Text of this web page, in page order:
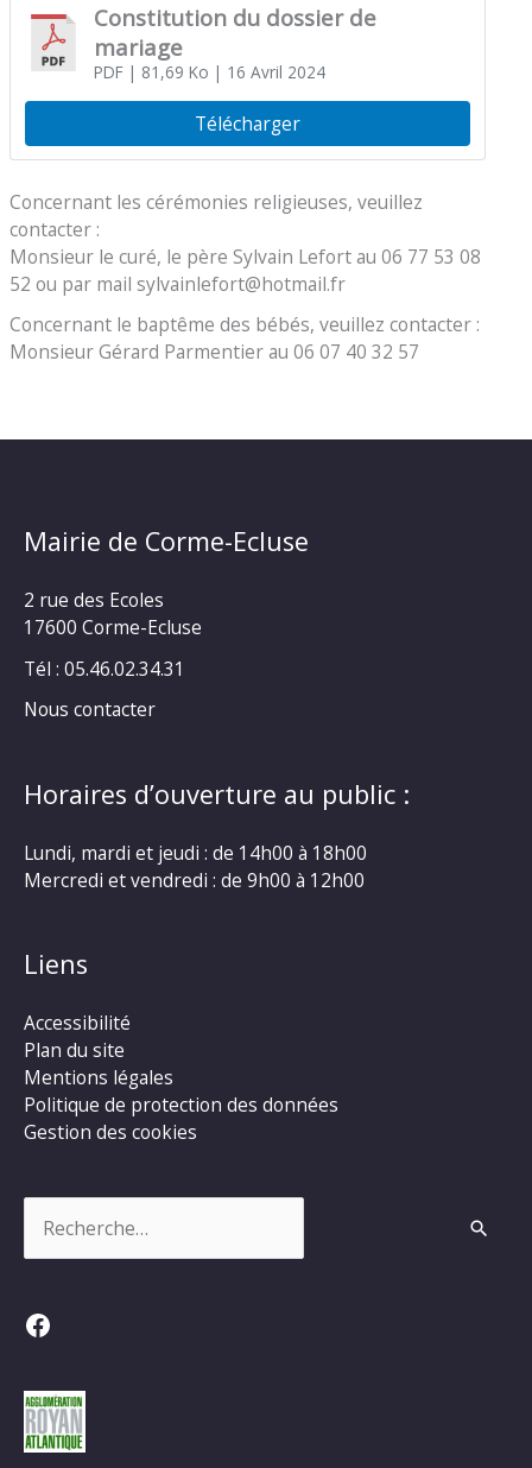
Constitution du dossier de
mariage
PDF| 81,69 Ko | 16 Avril 2024
Télécharger
Concernant les cérémonies religieuses, veuillez
contacter :
Monsieur le curé, le père Sylvain Lefort au 06 77 53 08
52 ou par mail sylvainlefort@hotmail.fr
Concernant le baptême des bébés, veuillez contacter :
Monsieur Gérard Parmentier au 06 07 40 32 57
Mairie de Corme-Ecluse
2 rue des Ecoles
17600 Corme-Ecluse
Tél : 05.46.02.34.31
Nous contacter
Horaires d’ouverture au public :
Lundi, mardi et jeudi : de 14h00 à 18h00
Mercredi et vendredi : de 9h00 à 12h00
Liens
Accessibilité
Plan du site
Mentions légales
Politique de protection des données
Gestion des cookies
Facebook